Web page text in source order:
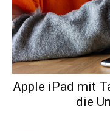
Apple iPad mit
die